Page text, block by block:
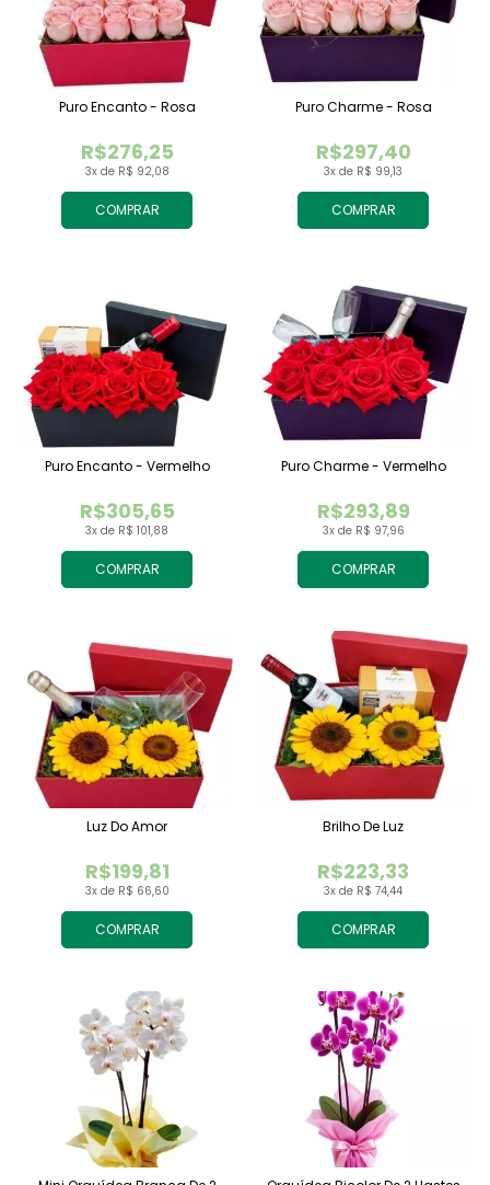
COMPRAR
3x de R$ 92,08
R$276,25
Puro Encanto - Rosa
COMPRAR
3x de R$ 99,13
R$297,40
Puro Charme - Rosa
COMPRAR
3x de R$ 101,88
R$305,65
Puro Encanto - Vermelho
COMPRAR
3x de R$ 97,96
R$293,89
Puro Charme - Vermelho
COMPRAR
3x de R$ 66,60
R$199,81
Luz Do Amor
COMPRAR
3x de R$ 74,44
R$223,33
Brilho De Luz